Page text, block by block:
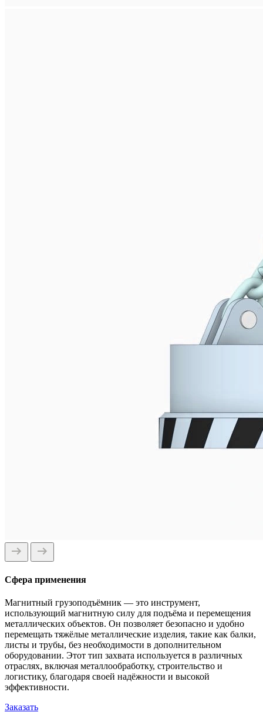
Сфера применения
Магнитный грузоподъёмник — это инструмент,
использующий магнитную силу для подъёма и перемещения
металлических объектов. Он позволяет безопасно и удобно
перемещать тяжёлые металлические изделия, такие как балки,
листы и трубы, без необходимости в дополнительном
оборудовании. Этот тип захвата используется в различных
отраслях, включая металлообработку, строительство и
логистику, благодаря своей надёжности и высокой
эффективности.
Заказать